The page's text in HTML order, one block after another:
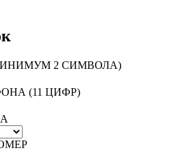
2 СИМВОЛА)
(11 ЦИФР)